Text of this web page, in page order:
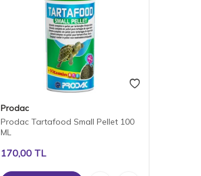
Prodac
Prodac Tartafood Small Pellet 100
ML
170,00TL